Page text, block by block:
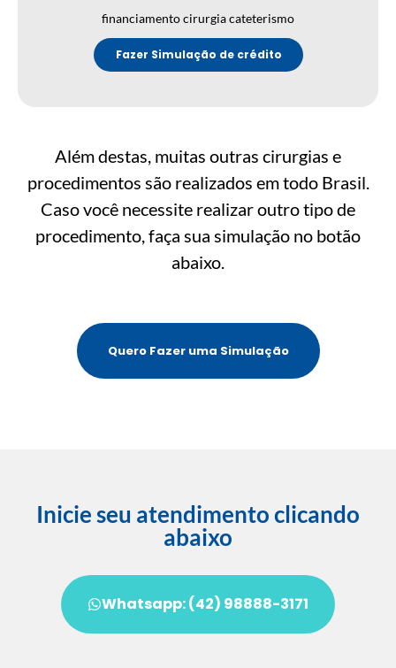
financiamento cirurgia cateterismo
Fazer Simulação de crédito
Além destas, muitas outras cirurgias e
procedimentos são realizados em todo Brasil.
Caso você necessite realizar outro tipo de
procedimento, faça sua simulação no botão
abaixo.
Quero Fazer uma Simulação
Inicie seu atendimento clicando
abaixo
Whatsapp: (42) 98888-3171